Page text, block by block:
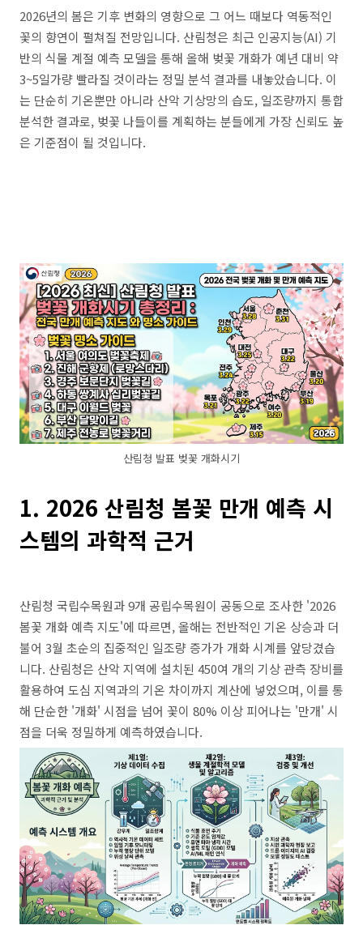
2026년의 봄은 기후 변화의 영향으로 그 어느 때보다 역동적인
꽃의 향연이 펼쳐질 전망입니다. 산림청은 최근 인공지능(AI) 기
반의 식물 계절 예측 모델을 통해 올해 벚꽃 개화가 예년 대비 약
3~5일가량 빨라질 것이라는 정밀 분석 결과를 내놓았습니다. 이
는 단순히 기온뿐만 아니라 산악 기상망의 습도, 일조량까지 통합
분석한 결과로, 벚꽃 나들이를 계획하는 분들에게 가장 신뢰도 높
은 기준점이 될 것입니다.
산림청 발표 벚꽃 개화시기
1. 2026 산림청 봄꽃 만개 예측 시
스템의 과학적 근거
산림청 국립수목원과 9개 공립수목원이 공동으로 조사한 '2026
봄꽃 개화 예측 지도'에 따르면, 올해는 전반적인 기온 상승과 더
불어 3월 초순의 집중적인 일조량 증가가 개화 시계를 앞당겼습
니다. 산림청은 산악 지역에 설치된 450여 개의 기상 관측 장비를
활용하여 도심 지역과의 기온 차이까지 계산에 넣었으며, 이를 통
해 단순한 '개화' 시점을 넘어 꽃이 80% 이상 피어나는 '만개' 시
점을 더욱 정밀하게 예측하였습니다.